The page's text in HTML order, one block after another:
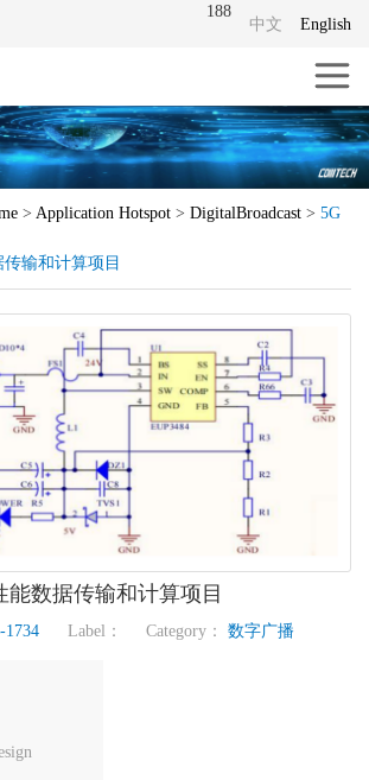
English
中文
188
> Application Hotspot > DigitalBroadcast > 5G
输和计算项目
能数据传输和计算项目
1734 Label： Category： 数字广播